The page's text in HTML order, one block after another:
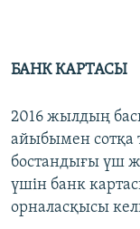
БАНК КАРТАСЫ
2016 жылдың
айыбымен сотқа
бостандығы үш
үшін банк
орналасқысы